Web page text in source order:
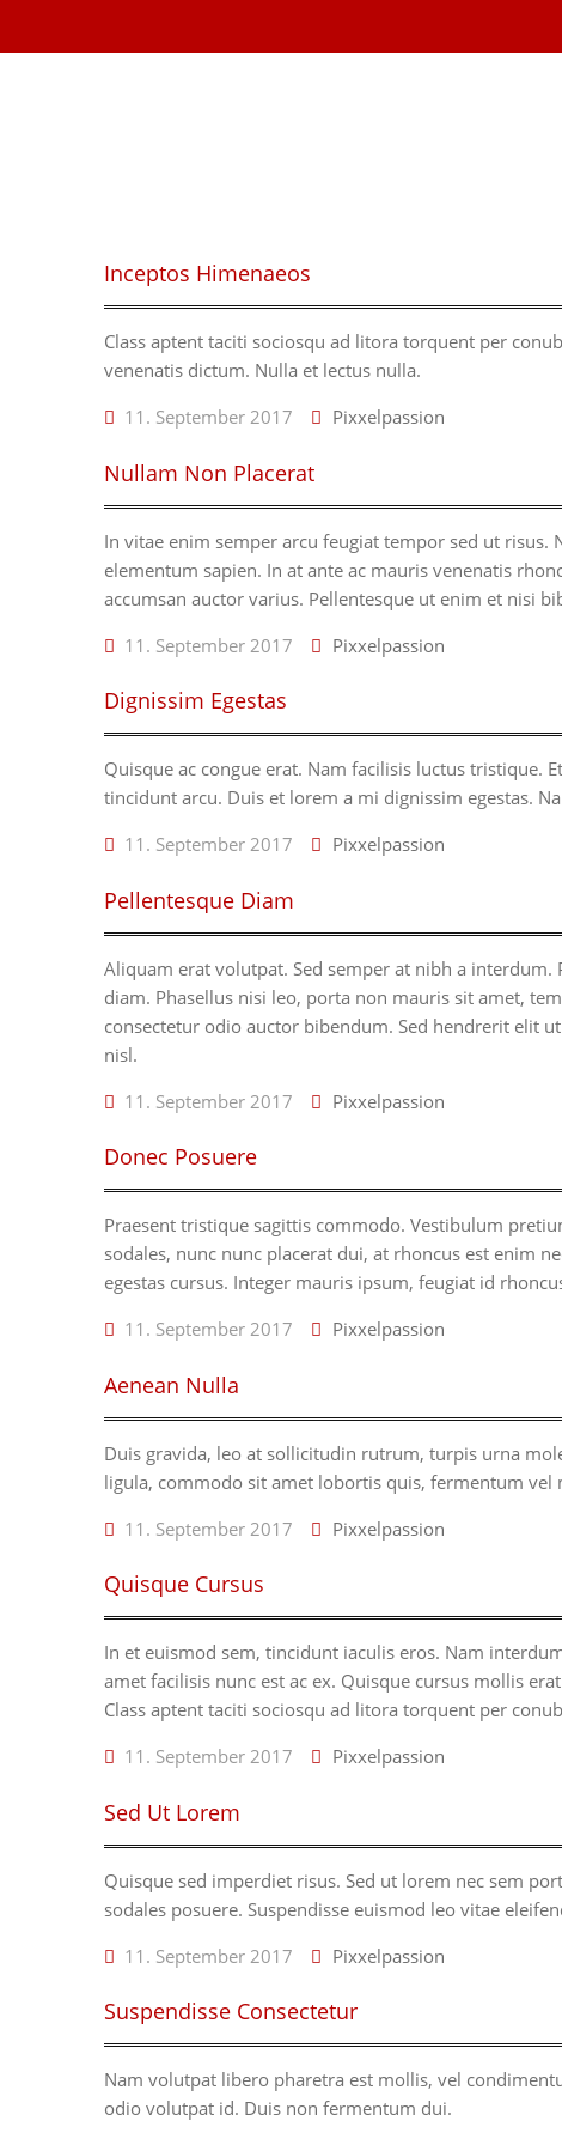
Inceptos Himenaeos
Class aptent taciti sociosqu ad litora torquent per
venenatis dictum. Nulla et lectus nulla.
11. September 2017
Pixxelpassion
Nullam Non Placerat
In vitae enim semper arcu feugiat tempor sed ut
elementum sapien. In at ante ac mauris venenatis
accumsan auctor varius. Pellentesque ut enim et nisi
11. September 2017
Pixxelpassion
Dignissim Egestas
Quisque ac congue erat. Nam facilisis luctus tristique.
tincidunt arcu. Duis et lorem a mi dignissim egestas.
11. September 2017
Pixxelpassion
Pellentesque Diam
Aliquam erat volutpat. Sed semper at nibh a
diam. Phasellus nisi leo, porta non mauris sit amet,
consectetur odio auctor bibendum. Sed hendrerit elit
nisl.
11. September 2017
Pixxelpassion
Donec Posuere
Praesent tristique sagittis commodo. Vestibulum
sodales, nunc nunc placerat dui, at rhoncus est enim
egestas cursus. Integer mauris ipsum, feugiat id
11. September 2017
Pixxelpassion
Aenean Nulla
Duis gravida, leo at sollicitudin rutrum, turpis urna
ligula, commodo sit amet lobortis quis, fermentum vel
11. September 2017
Pixxelpassion
Quisque Cursus
In et euismod sem, tincidunt iaculis eros. Nam
amet facilisis nunc est ac ex. Quisque cursus mollis
Class aptent taciti sociosqu ad litora torquent per
11. September 2017
Pixxelpassion
Sed Ut Lorem
Quisque sed imperdiet risus. Sed ut lorem nec sem
sodales posuere. Suspendisse euismod leo vitae
11. September 2017
Pixxelpassion
Suspendisse Consectetur
Nam volutpat libero pharetra est mollis, vel
odio volutpat id. Duis non fermentum dui.